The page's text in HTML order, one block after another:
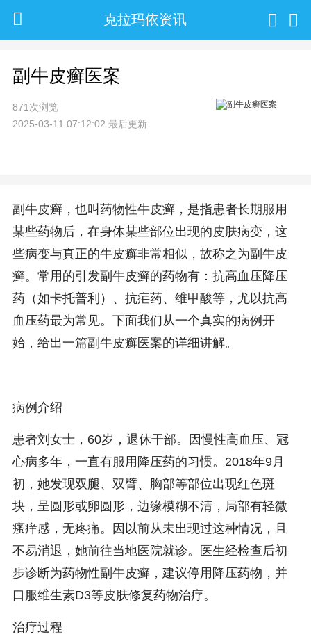
克拉玛依资讯
副牛皮癣医案
871次浏览
2025-03-11 07:12:02 最后更新
副牛皮癣，也叫药物性牛皮癣，是指患者长期服用
某些药物后，在身体某些部位出现的皮肤病变，这
些病变与真正的牛皮癣非常相似，故称之为副牛皮
癣。常用的引发副牛皮癣的药物有：抗高血压降压
药（如卡托普利）、抗疟药、维甲酸等，尤以抗高
血压药最为常见。下面我们从一个真实的病例开
始，给出一篇副牛皮癣医案的详细讲解。
病例介绍
患者刘女士，60岁，退休干部。因慢性高血压、冠
心病多年，一直有服用降压药的习惯。2018年9月
初，她发现双腿、双臂、胸部等部位出现红色斑
块，呈圆形或卵圆形，边缘模糊不清，局部有轻微
瘙痒感，无疼痛。因以前从未出现过这种情况，且
不易消退，她前往当地医院就诊。医生经检查后初
步诊断为药物性副牛皮癣，建议停用降压药物，并
口服维生素D3等皮肤修复药物治疗。
治疗过程